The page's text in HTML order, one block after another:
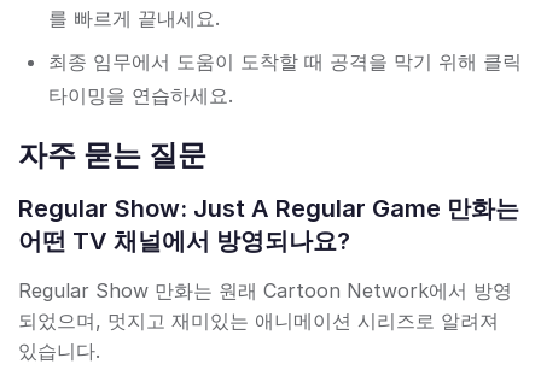
를 빠르게 끝내세요.
최종 임무에서 도움이 도착할 때 공격을 막기 위해 클릭
타이밍을 연습하세요.
자주 묻는 질문
Regular Show: Just A Regular Game 만화는
어떤 TV 채널에서 방영되나요?
Regular Show 만화는 원래 Cartoon Network에서 방영
되었으며, 멋지고 재미있는 애니메이션 시리즈로 알려져
있습니다.